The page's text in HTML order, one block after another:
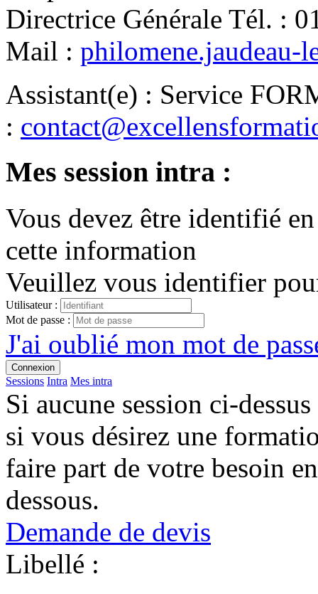
Directrice Générale Tél. :
Mail : philomene.jaudeau-
Assistant(e) : Service
:
Mes session intra :
Vous devez être identifié
cette information
Veuillez vous identifier
Utilisateur :
Mot de passe :
J'ai oublié mon mot de
Connexion
Sessions Intra Mes intra
Si aucune session ci-
si vous désirez une
faire part de votre besoin
dessous.
Demande de devis
Libellé :